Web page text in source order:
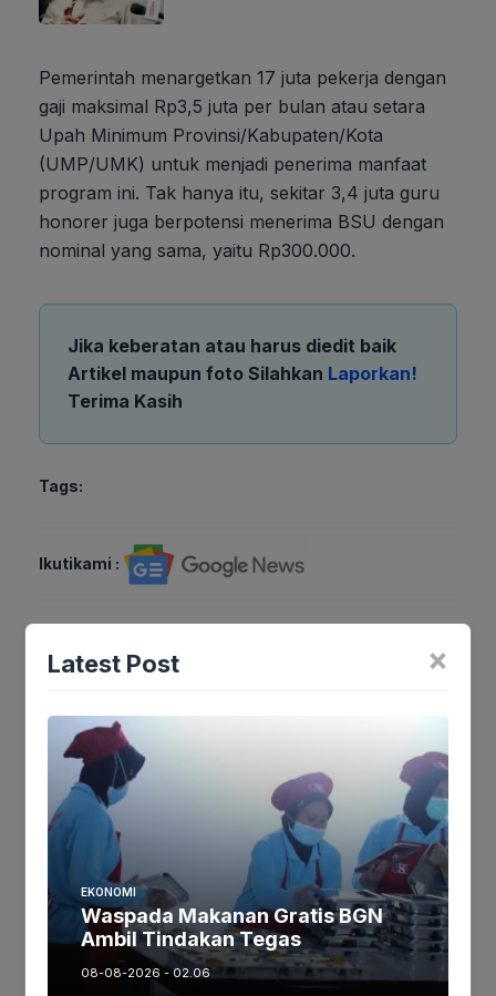
Pemerintah menargetkan 17 juta pekerja dengan
gaji maksimal Rp3,5 juta per bulan atau setara
Upah Minimum Provinsi/Kabupaten/Kota
(UMP/UMK) untuk menjadi penerima manfaat
program ini. Tak hanya itu, sekitar 3,4 juta guru
honorer juga berpotensi menerima BSU dengan
nominal yang sama, yaitu Rp300.000.
Jika keberatan atau harus diedit baik
Artikel maupun foto Silahkan Laporkan!
Terima Kasih
Tags:
Ikutikami :
Tinggalkan komentar
Nama
×
Latest Post
EKONOMI
Waspada Makanan Gratis BGN
Ambil Tindakan Tegas
08-08-2026 - 02.06